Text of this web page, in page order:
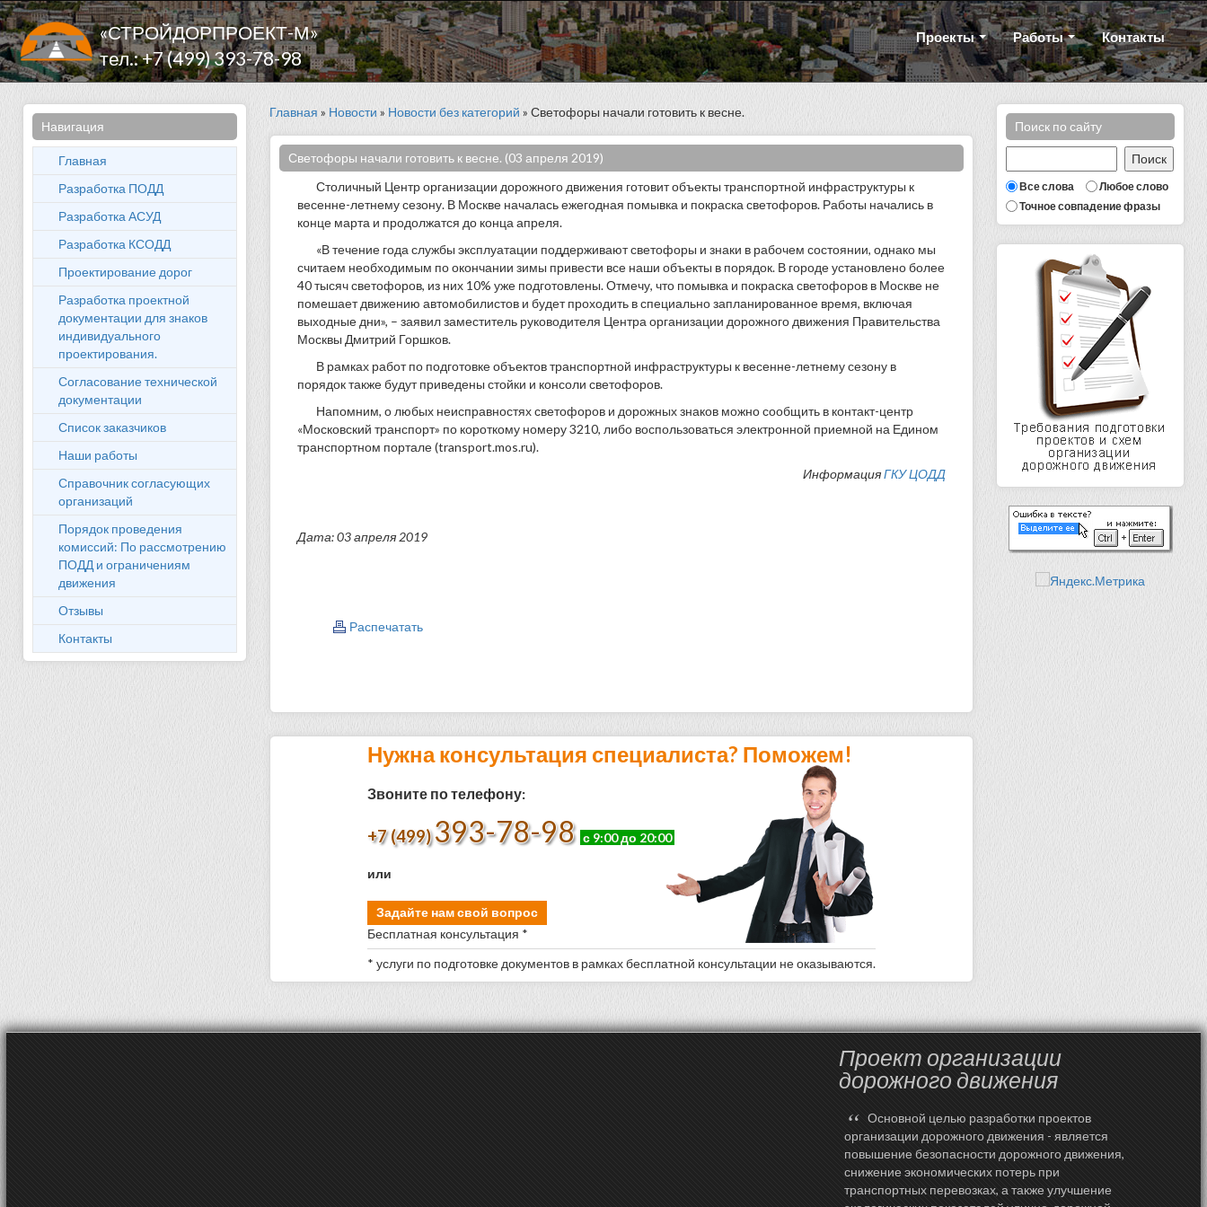
«СТРОЙДОРПРОЕКТ-М»
тел.: +7 (499) 393-78-98
Проекты Работы Контакты
Навигация
Главная
Разработка ПОДД
Разработка АСУД
Разработка КСОДД
Проектирование дорог
Разработка проектной
документации для знаков
индивидуального
проектирования.
Согласование технической
документации
Список заказчиков
Наши работы
Справочник согласующих
организаций
Порядок проведения
комиссий: По рассмотрению
ПОДД и ограничениям
движения
Отзывы
Контакты
Поиск по сайту
Все слова
Любое слово
Точное совпадение фразы
Главная » Новости » Новости без категорий » Светофоры начали готовить к весне.
Светофоры начали готовить к весне. (03 апреля 2019)
Столичный Центр организации дорожного движения готовит объекты транспортной инфраструктуры к
весенне-летнему сезону. В Москве началась ежегодная помывка и покраска светофоров. Работы начались в
конце марта и продолжатся до конца апреля.
«В течение года службы эксплуатации поддерживают светофоры и знаки в рабочем состоянии, однако мы
считаем необходимым по окончании зимы привести все наши объекты в порядок. В городе установлено более
40 тысяч светофоров, из них 10% уже подготовлены. Отмечу, что помывка и покраска светофоров в Москве не
помешает движению автомобилистов и будет проходить в специально запланированное время, включая
выходные дни», – заявил заместитель руководителя Центра организации дорожного движения Правительства
Москвы Дмитрий Горшков.
В рамках работ по подготовке объектов транспортной инфраструктуры к весенне-летнему сезону в
порядок также будут приведены стойки и консоли светофоров.
Напомним, о любых неисправностях светофоров и дорожных знаков можно сообщить в контакт-центр
«Московский транспорт» по короткому номеру 3210, либо воспользоваться электронной приемной на Едином
транспортном портале (transport.mos.ru).
ИнформацияГКУ ЦОДД
Дата: 03 апреля 2019
Распечатать
Нужна консультация специалиста? Поможем!
Звоните по телефону:
+7 (499) 393-78-98 с 9:00 до 20:00
или
Задайте нам свой вопрос
Бесплатная консультация *
* услуги по подготовке документов в рамках бесплатной консультации не оказываются.
Проект организации
дорожного движения
“ Основной целью разработки проектов
организации дорожного движения - является
повышение безопасности дорожного движения,
снижение экономических потерь при
транспортных перевозках, а также улучшение